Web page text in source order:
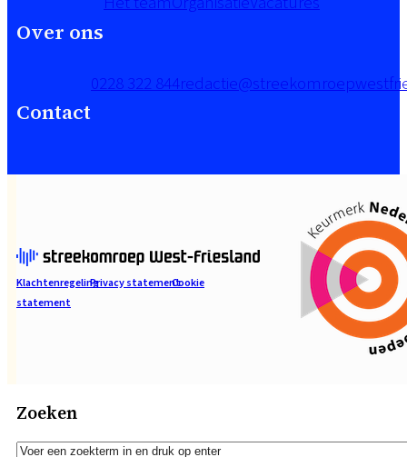
Over ons
Contact
0228 322 844
KlachtenregelingPrivacy statementCookie
statement
Zoeken
Zoeken